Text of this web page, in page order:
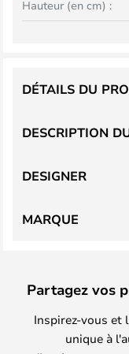
Hauteur (en cm) :
DESCRIPTION
DÉTAILS DU
DESIGNER
MARQUE
Partagez vos
Inspirez-vous et
unique à